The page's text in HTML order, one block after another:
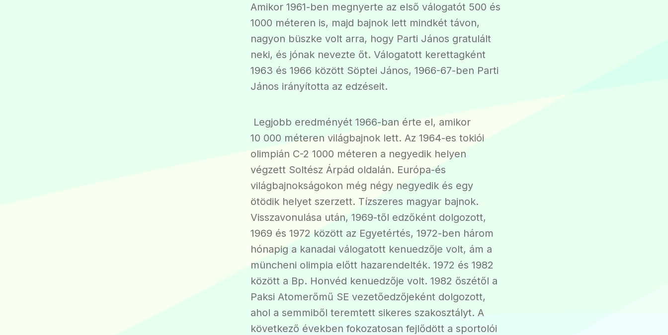
Amikor 1961-ben megnyerte az első válogatót 500 és
1000 méteren is, majd bajnok lett mindkét távon,
nagyon büszke volt arra, hogy Parti János gratulált
neki, és jónak nevezte őt. Válogatott kerettagként
1963 és 1966 között Söptei János, 1966-67-ben Parti
János irányította az edzéseit.
Legjobb eredményét 1966-ban érte el, amikor
10 000 méteren világbajnok lett. Az 1964-es tokiói
olimpián C-2 1000 méteren a negyedik helyen
végzett Soltész Árpád oldalán. Európa-és
világbajnokságokon még négy negyedik és egy
ötödik helyet szerzett. Tízszeres magyar bajnok.
Visszavonulása után, 1969-től edzőként dolgozott,
1969 és 1972 között az Egyetértés, 1972-ben három
hónapig a kanadai válogatott kenuedzője volt, ám a
müncheni olimpia előtt hazarendelték. 1972 és 1982
között a Bp. Honvéd kenuedzője volt. 1982 őszétől a
Paksi Atomerőmű SE vezetőedzőjeként dolgozott,
ahol a semmiből teremtett sikeres szakosztályt. A
következő években fokozatosan fejlődött a sportolói